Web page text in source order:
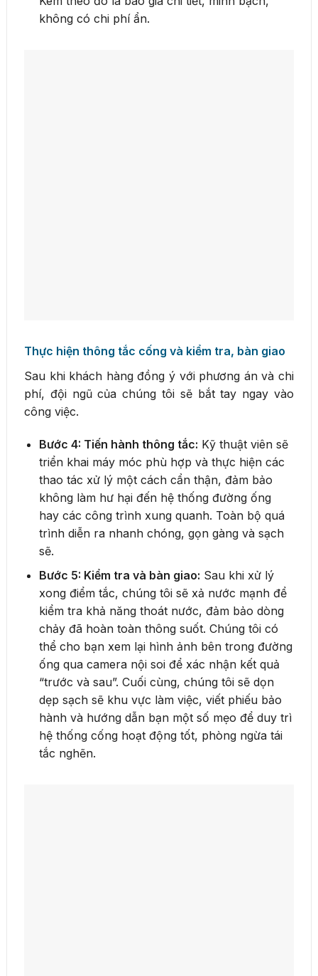
không có chi phí ẩn.
Thực hiện thông tắc cống và kiểm tra, bàn giao
Sau khi khách hàng đồng ý với phương án và chi
phí, đội ngũ của chúng tôi sẽ bắt tay ngay vào
công việc.
Bước 4: Tiến hành thông tắc: Kỹ thuật viên sẽ
triển khai máy móc phù hợp và thực hiện các
thao tác xử lý một cách cẩn thận, đảm bảo
không làm hư hại đến hệ thống đường ống
hay các công trình xung quanh. Toàn bộ quá
trình diễn ra nhanh chóng, gọn gàng và sạch
sẽ.
Bước 5: Kiểm tra và bàn giao: Sau khi xử lý
xong điểm tắc, chúng tôi sẽ xả nước mạnh để
kiểm tra khả năng thoát nước, đảm bảo dòng
chảy đã hoàn toàn thông suốt. Chúng tôi có
thể cho bạn xem lại hình ảnh bên trong đường
ống qua camera nội soi để xác nhận kết quả
“trước và sau”. Cuối cùng, chúng tôi sẽ dọn
dẹp sạch sẽ khu vực làm việc, viết phiếu bảo
hành và hướng dẫn bạn một số mẹo để duy trì
hệ thống cống hoạt động tốt, phòng ngừa tái
tắc nghẽn.